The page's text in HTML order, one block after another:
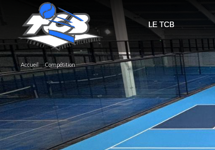
LE TCB
››Accueil››Compétition